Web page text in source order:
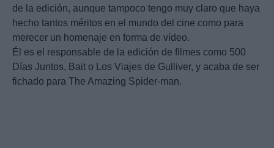
de la edición, aunque tampoco tengo muy claro que haya
hecho tantos méritos en el mundo del cine como para
merecer un homenaje en forma de vídeo.
Él es el responsable de la edición de filmes como 500
Días Juntos, Bait o Los Viajes de Gulliver, y acaba de ser
fichado para The Amazing Spider-man.